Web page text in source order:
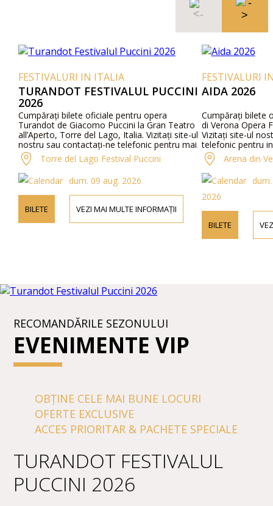
FESTIVALURI IN ITALIA
TURANDOT FESTIVALUL PUCCINI
2026
Cumpărați bilete oficiale pentru opera
Turandot de Giacomo Puccini la Gran Teatro
all’Aperto, Torre del Lago, Italia. Vizitați site-ul
nostru sau contactați-ne telefonic pentru mai
multe informații despre artiști, detalii ale
programului și prețurile biletelor.
Torre del Lago Festival Puccini
dum. 09 aug. 2026
BILETE VEZI MAI MULTE INFORMAȚII
FESTIVALURI
AIDA 2026
Cumpărați bilete
di Verona Opera
Vizitați site-ul
telefonic pentru
program și
Arena din
2026
BILETE
RECOMANDĂRILE SEZONULUI
EVENIMENTE VIP
OBȚINE CELE MAI BUNE LOCURI
OFERTE EXCLUSIVE
ACCES PRIORITAR & PACHETE SPECIALE
TURANDOT FESTIVALUL
PUCCINI 2026